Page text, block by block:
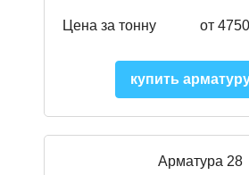
Цена за тонну от
купить
Арматура 28